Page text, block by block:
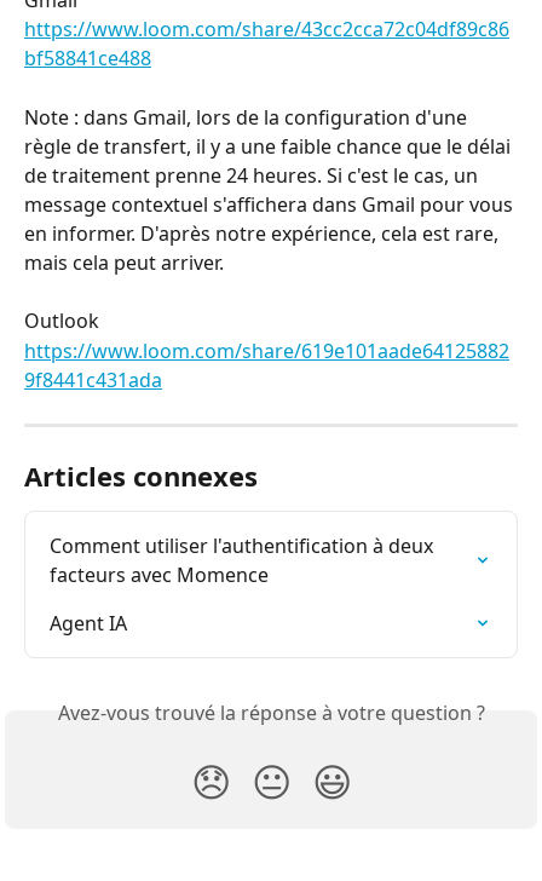
https://www.loom.com/share/43cc2cca72c04df89c86
bf58841ce488
Note : dans Gmail, lors de la configuration d'une
règle de transfert, il y a une faible chance que le délai
de traitement prenne 24 heures. Si c'est le cas, un
message contextuel s'affichera dans Gmail pour vous
en informer. D'après notre expérience, cela est rare,
mais cela peut arriver.
Outlook
https://www.loom.com/share/619e101aade64125882
9f8441c431ada
Articles connexes
Comment utiliser l'authentification à deux
facteurs avec Momence
Agent IA
Avez-vous trouvé la réponse à votre question ?
😞 😐 😃